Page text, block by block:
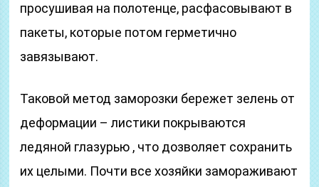
просушивая на полотенце, расфасовывают в
пакеты, которые потом герметично
завязывают.
Таковой метод заморозки бережет зелень от
деформации – листики покрываются
ледяной глазурью , что дозволяет сохранить
их целыми. Почти все хозяйки замораживают